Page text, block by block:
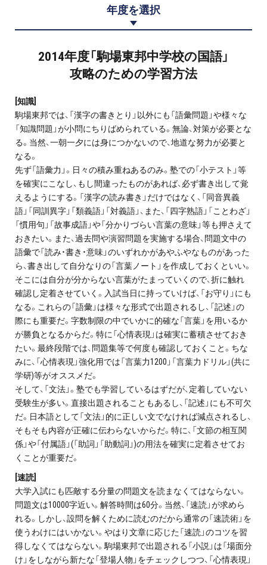
プロ家庭教師の英検®対策
費用について
お申込みの流れ
よくある質問
採用情報
インフォメーション
会社概要
採用情報
プライバシーポリシー
免責事項・著作権等
プロ教師が届ける
公式LINE＠
0120-11-3967
受付:9:30～21:30(定休:日曜・祝日)
お問い合わせ・資料請求
年度を選択
2014年度「駒場東邦中学校の国語」
攻略のための学習方法
[知識]
駒場東邦では、「漢字の書きとり」以外にも「語彙問題」や様々な
「知識問題」が小問にちりばめられている。無論、対策が必要とな
る。当然、一朝一夕には身につかないので、地道な努力が必要と
なる。
先ず「語彙力」。日々の積み重ねあるのみ。塾での「小テスト」等
を確実にこなし、もし間違ったものがあれば、必ず書き出して覚
えるようにする。「漢字の読み書き」だけではなく、「同音異義
語」「同訓異字」「類義語」「対義語」、また、「四字熟語」「ことわざ」
「慣用句」「故事成語」や「分かりづらい言葉の意味」等も押さえて
おきたい。また、過去問や演習問題を実施する場合、問題文中の
語彙で「読み・書き・意味」のいずれかがあやふやなものがあった
ら、書き出して自分なりの「言葉ノート」を作成しておくといい。
そこには自分が分からない言葉がたまっていくので、折に触れ
確認し定着させていく。入試当日に持っていけば、「お守り」にも
なる。これらの「語彙」は様々な形式で出題されるし、「記述」の
際にも重要だ。字数制限の中でいかに的確な「言葉」を用いるか
が勝負となるからだ。特に「心情表現」は確実に蓄積させておき
たい。最終段階では、問題集等で何度も確認しておくこと。ちな
みに、「心情表現」強化用では「言葉力1200」「言葉力ドリル」(共に
学研)等がオススメだ。
そして、「文法」。塾でも学習しているはずだが、定着していない
受験生が多い。直接出題されることもあるし、「記述」にも不可欠
だ。日本語として「文法」的に正しい文でなければ減点されるし、
そもそも内容が正確に伝わらないからだ。特に、「文節の相互関
係」や「付属語」(「助詞」「助動詞」)の用法を確実に定着させてお
くことが重要だ。
[速読]
大学入試にも匹敵する分量の問題文を読まなくてはならない。
問題文は10000字近い。解答時間は60分。当然、「速読」が求めら
れる。しかし、設問を解くために読むのだから通常の「速読術」を
使うわけにはいかない。やはり文章に応じた「速読」のコツを習
得しなくてはならない。駒場東邦で出題される「小説」は「場面分
け」をしながら新たな「登場人物」をチェックしつつ、「心情表現」